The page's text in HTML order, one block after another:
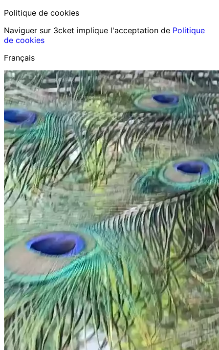
Politique de cookies
Naviguer sur 3cket implique l'acceptation de Politique
de cookies
Français